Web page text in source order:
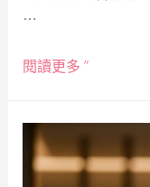
…
閱讀更多 ”